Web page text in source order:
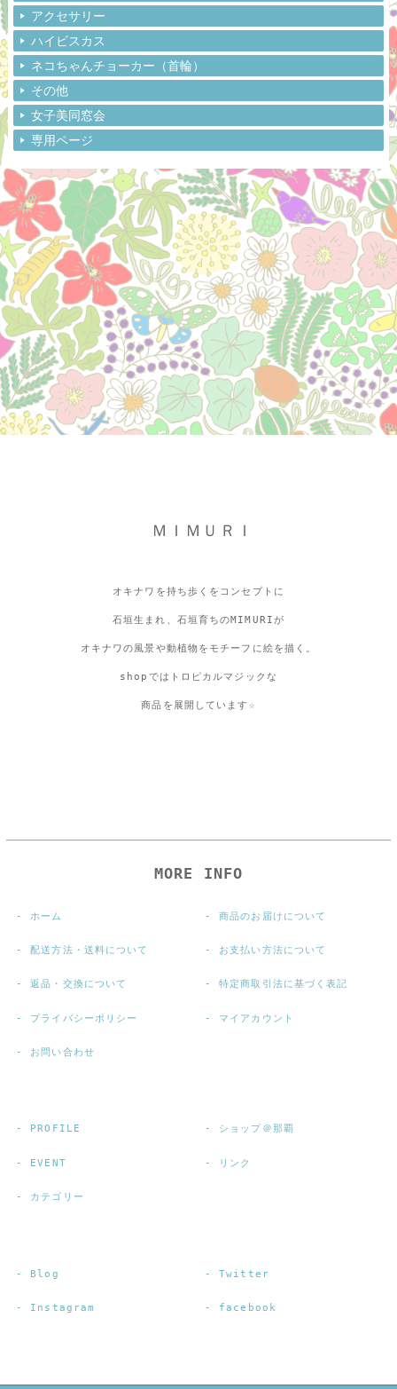
アクセサリー
ハイビスカス
ネコちゃんチョーカー（首輪）
その他
女子美同窓会
専用ページ
ＭＩＭＵＲＩ
オキナワを持ち歩くをコンセプトに
石垣生まれ、石垣育ちのMIMURIが
オキナワの風景や動植物をモチーフに絵を描く。
shopではトロピカルマジックな
商品を展開しています☆
MORE INFO
ホーム 商品のお届けについて
配送方法・送料について お支払い方法について
返品・交換について 特定商取引法に基づく表記
プライバシーポリシー マイアカウント
お問い合わせ
PROFILE ショップ＠那覇
EVENT リンク
カテゴリー
Blog Twitter
Instagram facebook